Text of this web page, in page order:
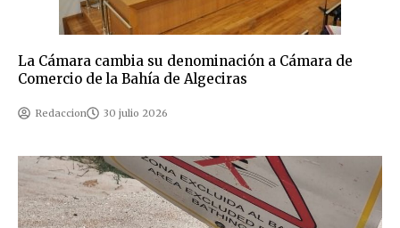
La Cámara cambia su denominación a Cámara de
Comercio de la Bahía de Algeciras
Redaccion 30 julio 2026